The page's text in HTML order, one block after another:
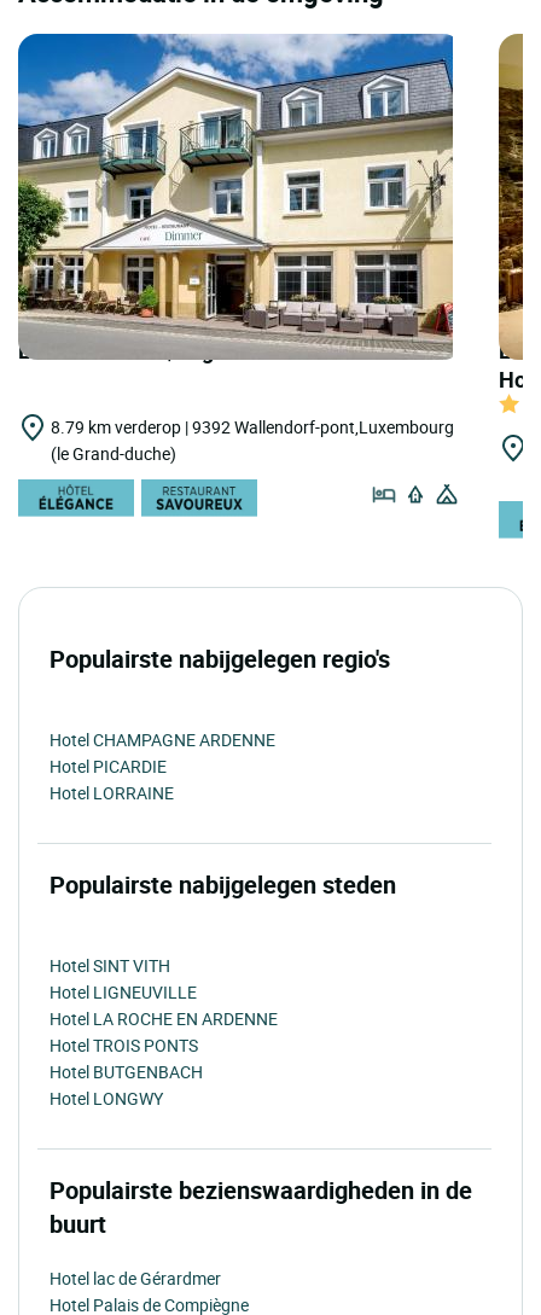
LOGIS HOTELS | Logis Hôtel Dimmer
8.79 km verderop | 9392 Wallendorf-pont,Luxembourg
(le Grand-duche)
Populairste nabijgelegen regio's
Hotel CHAMPAGNE ARDENNE
Hotel PICARDIE
Hotel LORRAINE
Populairste nabijgelegen steden
Hotel SINT VITH
Hotel LIGNEUVILLE
Hotel LA ROCHE EN ARDENNE
Hotel TROIS PONTS
Hotel BUTGENBACH
Hotel LONGWY
Populairste bezienswaardigheden in de
buurt
Hotel lac de Gérardmer
Hotel Palais de Compiègne